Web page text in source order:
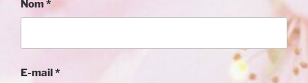
Nom*
E-mail*